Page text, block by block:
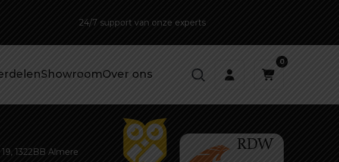
24/7 support van onze experts
ShowroomOver ons
0
1322BB Almere